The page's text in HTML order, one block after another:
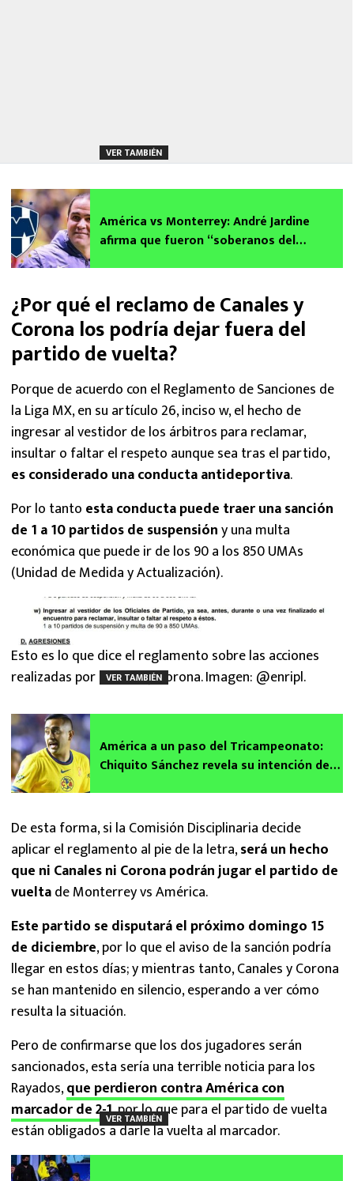
VER TAMBIÉN
América vs Monterrey: André Jardine
afirma que fueron “soberanos del
¿Por qué el reclamo de Canales y
Corona los podría dejar fuera del
partido de vuelta?
Porque de acuerdo con el Reglamento de Sanciones de
la Liga MX, en su artículo 26, inciso w, el hecho de
ingresar al vestidor de los árbitros para reclamar,
insultar o faltar el respeto aunque sea tras el partido,
es considerado una conducta antideportiva.
Por lo tanto esta conducta puede traer una sanción
de 1 a 10 partidos de suspensióny una multa
económica que puede ir de los 90 a los 850 UMAs
(Unidad de Medida y Actualización).
Esto es lo que dice el reglamento sobre las acciones
realizadas por Canales y Corona. Imagen: @enripl.
VER TAMBIÉN
América a un paso del Tricampeonato:
Chiquito Sánchez revela su intención de
De esta forma, si la Comisión Disciplinaria decide
aplicar el reglamento al pie de la letra,será un hecho
que ni Canales ni Corona podrán jugar el partido de
vueltade Monterrey vs América.
Este partido se disputará el próximo domingo 15
de diciembre, por lo que el aviso de la sanción podría
llegar en estos días; y mientras tanto, Canales y Corona
se han mantenido en silencio, esperando a ver cómo
resulta la situación.
Pero de confirmarse que los dos jugadores serán
sancionados, esta sería una terrible noticia para los
Rayados,que perdieron contra América con
marcador de 2-1, por lo que para el partido de vuelta
están obligados a darle la vuelta al marcador.
VER TAMBIÉN